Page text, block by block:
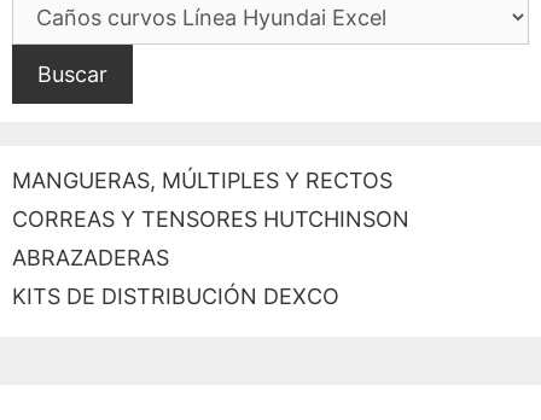
Buscar
MANGUERAS, MÚLTIPLES Y RECTOS
CORREAS Y TENSORES HUTCHINSON
ABRAZADERAS
KITS DE DISTRIBUCIÓN DEXCO